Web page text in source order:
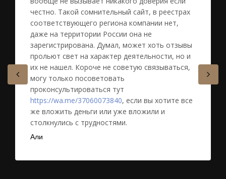
честно. Такой сомнительный сайт, в реестрах
соответствующего региона компании нет,
даже на территории России она не
зарегистрирована. Думал, может хоть отзывы
прольют свет на характер деятельности, но и
их не нашел. Короче не советую связываться,
могу только посоветовать
проконсультироваться тут
https://wa.me/37060073840, если вы хотите все
же вложить деньги или уже вложили и
столкнулись с трудностями.
Али